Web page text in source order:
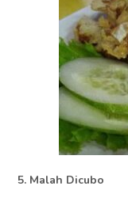
5. Malah Dicubo